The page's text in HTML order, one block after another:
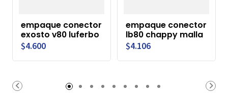
empaque conector
exosto v80 luferbo
$4.600
empaque conector
lb80 chappy malla
$4.106